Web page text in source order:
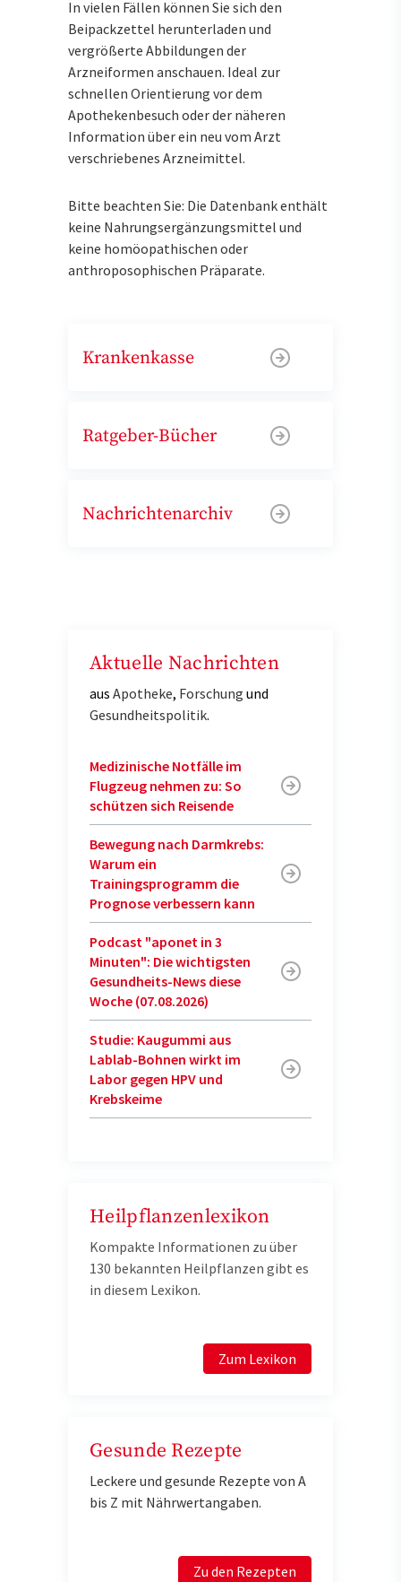
In vielen Fällen können Sie sich den
Beipackzettel herunterladen und
vergrößerte Abbildungen der
Arzneiformen anschauen. Ideal zur
schnellen Orientierung vor dem
Apothekenbesuch oder der näheren
Information über ein neu vom Arzt
verschriebenes Arzneimittel.
Bitte beachten Sie: Die Datenbank enthält
keine Nahrungsergänzungsmittel und
keine homöopathischen oder
anthroposophischen Präparate.
Krankenkasse
Ratgeber-Bücher
Nachrichtenarchiv
Aktuelle Nachrichten
aus Apotheke, Forschung und
Gesundheitspolitik.
Medizinische Notfälle im
Flugzeug nehmen zu: So
schützen sich Reisende
Bewegung nach Darmkrebs:
Warum ein
Trainingsprogramm die
Prognose verbessern kann
Podcast "aponet in 3
Minuten": Die wichtigsten
Gesundheits-News diese
Woche (07.08.2026)
Studie: Kaugummi aus
Lablab-Bohnen wirkt im
Labor gegen HPV und
Krebskeime
Heilpflanzenlexikon
Kompakte Informationen zu über
130 bekannten Heilpflanzen gibt es
in diesem Lexikon.
Zum Lexikon
Gesunde Rezepte
Leckere und gesunde Rezepte von A
bis Z mit Nährwertangaben.
Zu den Rezepten